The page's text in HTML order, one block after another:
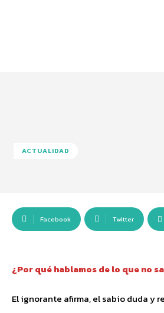
ACTUALIDAD
Facebook Twitter
¿Por qué hablamos de lo que no
El ignorante afirma, el sabio duda y